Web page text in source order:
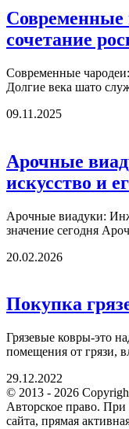
Современные
сочетание
Современные
Долгие века шато
09.11.2025
Арочные
искусство и
Арочные виадуки:
значение сегодня
20.02.2026
Покупка
Грязевые ковры-это
помещения от грязи,
29.12.2022
© 2013 - 2026
Авторское право.
сайта, прямая